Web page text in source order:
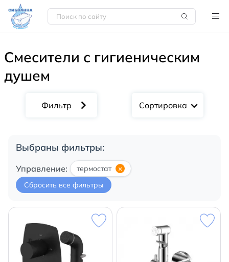
Смесители с гигиеническим
душем
Сортировка
Выбраны фильтры:
Управление: термостат
×
Сбросить все фильтры